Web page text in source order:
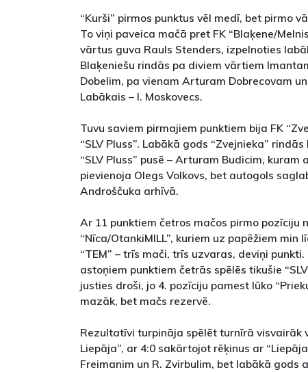
“Kurši” pirmos punktus vēl medī, bet pirmo
To viņi paveica mačā pret FK “Blaķene/
vārtus guva Rauls Stenders, izpelnoties
Blaķeniešu rindās pa diviem vārtiem
Dobelim, pa vienam Arturam Dobrecovam
Labākais – I. Moskovecs.
Tuvu saviem pirmajiem punktiem bija FK
“SLV Pluss”. Labākā gods “Zvejnieka”
“SLV Pluss” pusē – Arturam Budicim, kuram
pievienoja Olegs Volkovs, bet autogols
Androščuka arhīvā.
Ar 11 punktiem četros mačos pirmo pozīciju
“Nīca/OtankiMILL”, kuriem uz papēžiem
“TEM” – trīs mači, trīs uzvaras, deviņi
astoņiem punktiem četrās spēlēs tikušie
justies droši, jo 4. pozīciju pamest lūko
mazāk, bet mačs rezervē.
Rezultatīvi turpināja spēlēt turnīrā visvairāk
Liepāja”, ar 4:0 sakārtojot rēķinus ar
Freimanim un R. Zvirbulim, bet labākā gods